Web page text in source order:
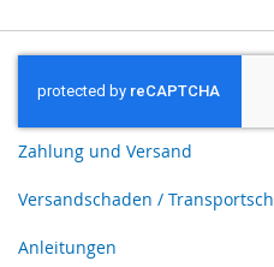
Zahlung und Versand
Versandschaden /
Anleitungen